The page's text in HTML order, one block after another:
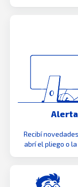
Recibí
abrí el pliego o